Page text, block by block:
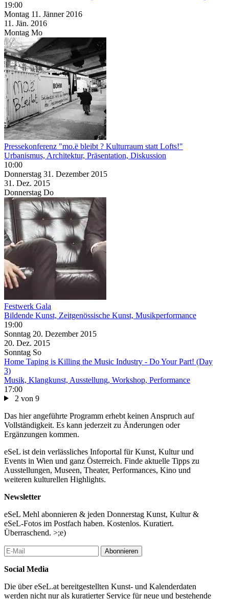
19:00
Montag 11. Jänner 2016
11. Jän. 2016
Montag Mo
Pressekonferenz "mo.ë bleibt ? Kulturraum statt Lofts!"
Urbanismus, Architektur, Präsentation, Diskussion
10:00
Donnerstag 31. Dezember 2015
31. Dez. 2015
Donnerstag Do
Festwerk Gala
Bildende Kunst, Zeitgenössische Kunst, Musikperformance
19:00
Sonntag 20. Dezember 2015
20. Dez. 2015
Sonntag So
Home Taping is Killing the Music Industry - Do Your Part! (Day
3)
Musik, Klangkunst, Ausstellung, Workshop, Performance
17:00
2 von 9
Das hier angeführte Programm erhebt keinen Anspruch auf
Vollständigkeit. Es kann jederzeit zu Änderungen oder
Ergänzungen kommen.
eSeL ist dein verlässliches Infoportal für Kunst, Kultur und
Events in Wien und ganz Österreich. Finde aktuelle Tipps zu
Ausstellungen, Museen, Theater, Performances, Kino und
weiteren kulturellen Highlights.
Newsletter
eSeL Mehl abonnieren & jeden Donnerstag Kunst, Kultur &
eSeL-Fotos im Postfach haben. Kostenlos. Kuratiert.
Überraschend. >;e)
Abonnieren
Social Media
Die über eSeL.at bereitgestellten Kunst- und Kalenderdaten
werden nicht nur als kuratierter Service für neue und bestehende